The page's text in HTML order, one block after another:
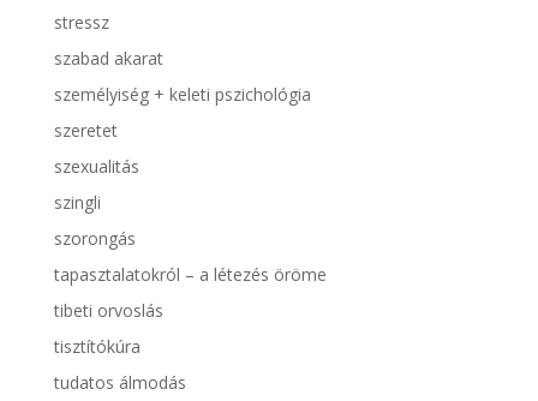
stressz
szabad akarat
személyiség + keleti pszichológia
szeretet
szexualitás
szingli
szorongás
tapasztalatokról – a létezés öröme
tibeti orvoslás
tisztítókúra
tudatos álmodás